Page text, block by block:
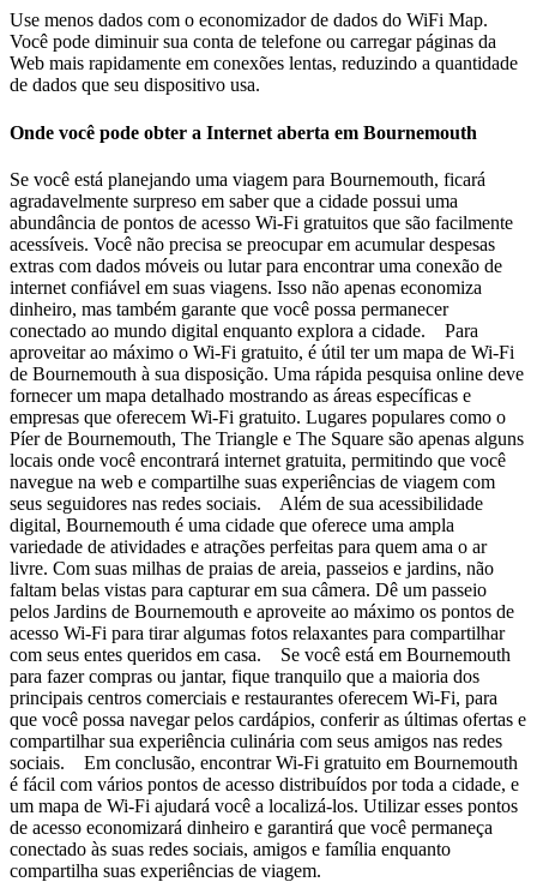
Use menos dados com o economizador de dados do WiFi Map.
Você pode diminuir sua conta de telefone ou carregar páginas da
Web mais rapidamente em conexões lentas, reduzindo a quantidade
de dados que seu dispositivo usa.
Onde você pode obter a Internet aberta em Bournemouth
Se você está planejando uma viagem para Bournemouth, ficará
agradavelmente surpreso em saber que a cidade possui uma
abundância de pontos de acesso Wi-Fi gratuitos que são facilmente
acessíveis. Você não precisa se preocupar em acumular despesas
extras com dados móveis ou lutar para encontrar uma conexão de
internet confiável em suas viagens. Isso não apenas economiza
dinheiro, mas também garante que você possa permanecer
conectado ao mundo digital enquanto explora a cidade. Para
aproveitar ao máximo o Wi-Fi gratuito, é útil ter um mapa de Wi-Fi
de Bournemouth à sua disposição. Uma rápida pesquisa online deve
fornecer um mapa detalhado mostrando as áreas específicas e
empresas que oferecem Wi-Fi gratuito. Lugares populares como o
Píer de Bournemouth, The Triangle e The Square são apenas alguns
locais onde você encontrará internet gratuita, permitindo que você
navegue na web e compartilhe suas experiências de viagem com
seus seguidores nas redes sociais. Além de sua acessibilidade
digital, Bournemouth é uma cidade que oferece uma ampla
variedade de atividades e atrações perfeitas para quem ama o ar
livre. Com suas milhas de praias de areia, passeios e jardins, não
faltam belas vistas para capturar em sua câmera. Dê um passeio
pelos Jardins de Bournemouth e aproveite ao máximo os pontos de
acesso Wi-Fi para tirar algumas fotos relaxantes para compartilhar
com seus entes queridos em casa. Se você está em Bournemouth
para fazer compras ou jantar, fique tranquilo que a maioria dos
principais centros comerciais e restaurantes oferecem Wi-Fi, para
que você possa navegar pelos cardápios, conferir as últimas ofertas e
compartilhar sua experiência culinária com seus amigos nas redes
sociais. Em conclusão, encontrar Wi-Fi gratuito em Bournemouth
é fácil com vários pontos de acesso distribuídos por toda a cidade, e
um mapa de Wi-Fi ajudará você a localizá-los. Utilizar esses pontos
de acesso economizará dinheiro e garantirá que você permaneça
conectado às suas redes sociais, amigos e família enquanto
compartilha suas experiências de viagem.